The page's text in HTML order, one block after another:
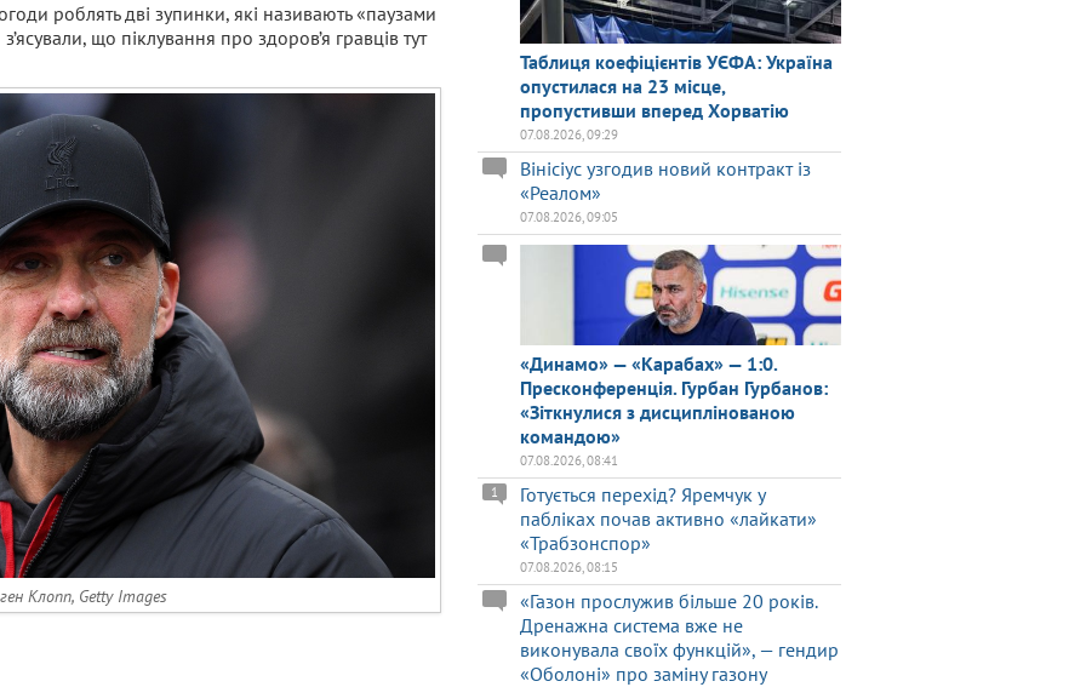
роблять дві зупинки, які називають «паузами
що піклування про здоров’я гравців тут
Клопп, Getty Images
Таблиця коефіцієнтів УЄФА: Україна
опустилася на 23 місце,
пропустивши вперед Хорватію
07.08.2026, 09:29
Вінісіус узгодив новий контракт із
«Реалом»
07.08.2026, 09:05
«Динамо» — «Карабах» — 1:0.
Пресконференція. Гурбан Гурбанов:
«Зіткнулися з дисциплінованою
командою»
07.08.2026, 08:41
Готується перехід? Яремчук у
пабліках почав активно «лайкати»
«Трабзонспор»
1
07.08.2026, 08:15
«Газон прослужив більше 20 років.
Дренажна система вже не
виконувала своїх функцій», — гендир
«Оболоні» про заміну газону